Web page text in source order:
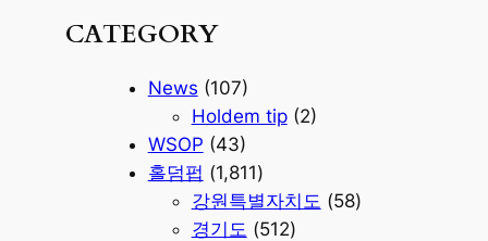
CATEGORY
News (107)
Holdem tip(2)
WSOP (43)
홀덤펍 (1,811)
강원특별자치도 (58)
경기도 (512)